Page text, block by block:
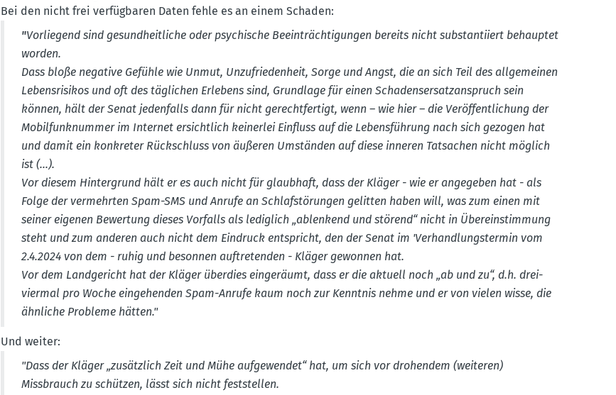
Bei den nicht frei verfüg­baren Daten fehle es an einem Schaden:
"Vorliegend sind gesund­heit­liche oder psychische Beein­träch­ti­gungen bereits nicht substan­tiiert behauptet
worden.
Dass bloße negative Gefühle wie Unmut, Unzufrie­denheit, Sorge und Angst, die an sich Teil des allge­meinen
Lebens­ri­sikos und oft des täglichen Erlebens sind, Grundlage für einen Schadens­er­satz­an­spruch sein
können, hält der Senat jeden­falls dann für nicht gerecht­fertigt, wenn – wie hier – die Veröf­fent­li­chung der
Mobil­funk­nummer im Internet ersichtlich keinerlei Einfluss auf die Lebens­führung nach sich gezogen hat
und damit ein konkreter Rückschluss von äußeren Umständen auf diese inneren Tatsachen nicht möglich
ist (…).
Vor diesem Hinter­grund hält er es auch nicht für glaubhaft, dass der Kläger - wie er angegeben hat - als
Folge der vermehrten Spam-SMS und Anrufe an Schlaf­stö­rungen gelitten haben will, was zum einen mit
seiner eigenen Bewertung dieses Vorfalls als lediglich „ablenkend und störend“ nicht in Überein­stimmung
steht und zum anderen auch nicht dem Eindruck entspricht, den der Senat im 'Verhand­lungs­termin vom
2.4.2024 von dem - ruhig und besonnen auftre­tenden - Kläger gewonnen hat.
Vor dem Landge­richt hat der Kläger überdies einge­räumt, dass er die aktuell noch „ab und zu“, d.h. drei-
viermal pro Woche einge­henden Spam-Anrufe kaum noch zur Kenntnis nehme und er von vielen wisse, die
ähnliche Probleme hätten."
Und weiter:
"Dass der Kläger „zusätzlich Zeit und Mühe aufge­wendet“ hat, um sich vor drohendem (weiteren)
Missbrauch zu schützen, lässt sich nicht feststellen.